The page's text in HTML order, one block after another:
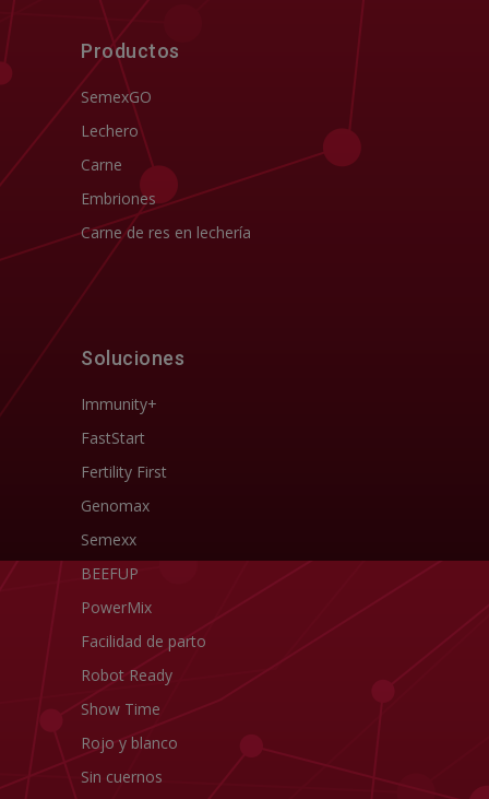
Productos
SemexGO
Lechero
Carne
Embriones
Carne de res en lechería
Soluciones
Immunity+
FastStart
Fertility First
Genomax
Semexx
BEEFUP
PowerMix
Facilidad de parto
Robot Ready
Show Time
Rojo y blanco
Sin cuernos